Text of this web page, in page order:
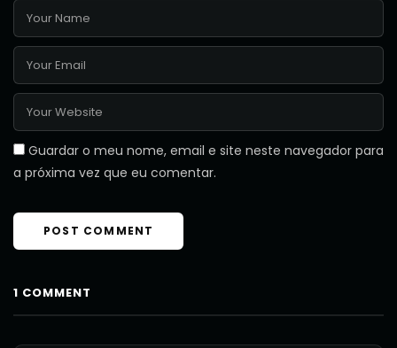
Guardar o meu nome, email e site neste navegador para
a próxima vez que eu comentar.
1 COMMENT